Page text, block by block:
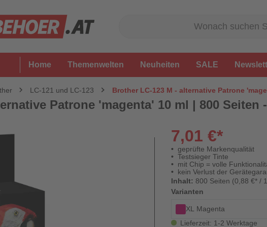
Home Themenwelten Neuheiten SALE
LC-121 und LC-123 Brother LC-123 M - alternative Patrone
Patrone 'magenta' 10 ml | 800
7,01 €*
geprüfte Markenqualität
Testsieger Tinte
mit Chip = volle
kein Verlust der
Inhalt: 800 Seiten (0,88 €* /
Varianten
XL Magenta
Lieferzeit: 1-2 Werktage